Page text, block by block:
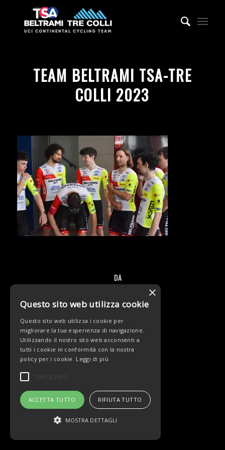
TEAM BELTRAMI TSA-TRE
COLLI 2023
DA
×
Questo sito web utilizza cookie
Questo sito web utilizza i cookie per
migliorare la tua esperienza di navigazione.
Utilizzando il nostro sito web acconsenti a
tutti i cookie in conformità con la nostra
policy per i cookie. Leggi di più
TARGETING
ACCETTA TUTTO RIFIUTA TUTTO
MOSTRA DETTAGLI